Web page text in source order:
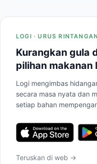
LOGI · URUS
Kurangkan gula
pilihan makanan
Logi mengimbas
secara masa nyata dan
setiap bahan
Teruskan di web →